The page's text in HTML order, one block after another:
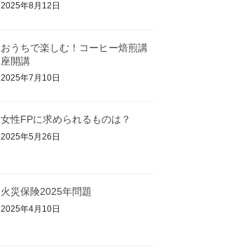
2025年8月12日
おうちで楽しむ！コーヒー焙煎講
座開講
2025年7月10日
女性FPに求められるものは？
2025年5月26日
火災保険2025年問題
2025年4月10日